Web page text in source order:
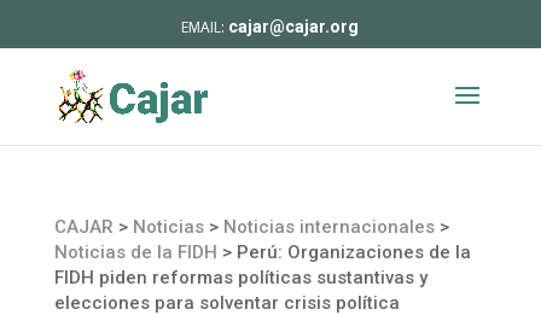
cajar@cajar.org
CAJAR > Noticias> Noticias internacionales>
Noticias de la FIDH > Perú: Organizaciones de la
FIDH piden reformas políticas sustantivas y
elecciones para solventar crisis política